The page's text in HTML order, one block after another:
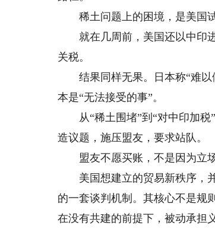
稀土问题上的困境，是美国试
就在几周前，美国还以中印进
关税。
结果同样无果。日本称“难以
本是“无法接受的事”。
从“稀土围堵”到“对中印加税”
造议题，施压盟友，要求站队。
盟友不愿买账，不是因为立场
美国想建立的贸易新秩序，并
的一套谈判机制。其核心不是规
在没有共建的前提下，被动承担